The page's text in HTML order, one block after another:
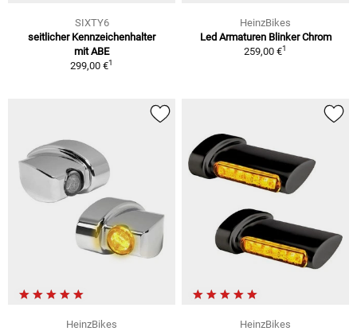
SIXTY6
seitlicher Kennzeichenhalter
mit ABE
299,00 €1
HeinzBikes
Led Armaturen Blinker Chrom
259,00 €1
HeinzBikes
HeinzBikes